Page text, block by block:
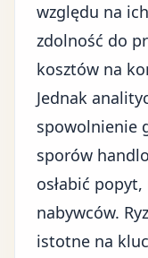
względu na ich
zdolność do
kosztów na
Jednak
spowolnienie
sporów
osłabić
nabywców.
istotne na